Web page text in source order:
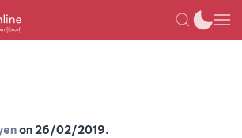
on26/02/2019.